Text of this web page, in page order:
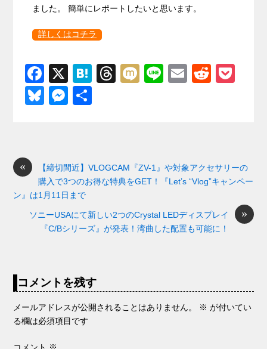
ました。 簡単にレポートしたいと思います。
詳しくはコチラ
F
a
c
o
o
X
H
T
s
M
Li
E
R
Bl
y
M
n
g
er
«
【締切間近】VLOGCAM『ZV-1』や対象アクセサリーの
購入で3つのお得な特典をGET！『Let’s “Vlog”キャンペー
ン』は1月11日まで
»
ソニーUSAにて新しい2つのCrystal LEDディスプレイ
『C/Bシリーズ』が発表！湾曲した配置も可能に！
コメントを残す
メールアドレスが公開されることはありません。 ※ が付いてい
る欄は必須項目です